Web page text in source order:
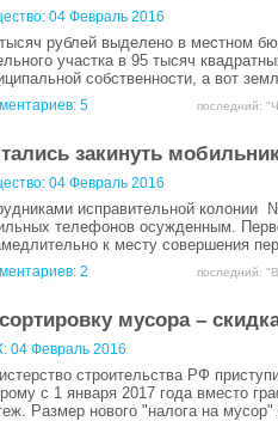
04 Февраль 2016
рублей выделено в местном
участка в 95 тысяч
собственности, а вот
5 последний:
закинуть
04 Февраль 2016
исправительной колонии
телефонов осужденным.
к месту совершения
2 последний:
мусора –
04 Февраль 2016
строительства РФ
с 1 января 2017 года вместо
Размер нового "налога на